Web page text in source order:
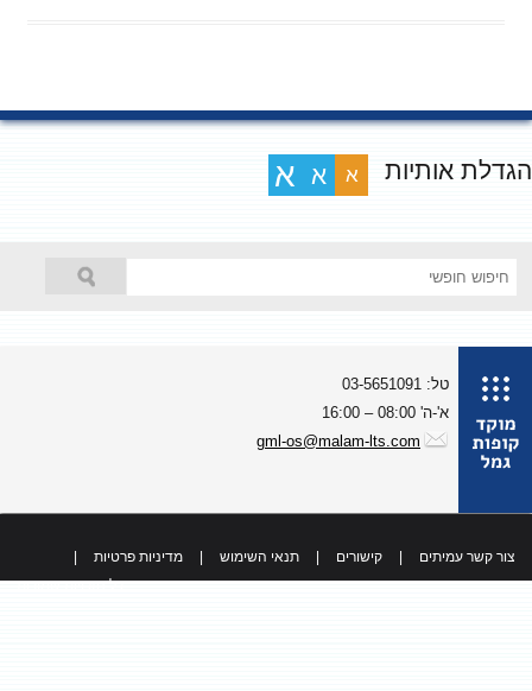
אותיות א א א
טל: 03-5651091
א'-ה' 08:00 – 16:00
gml-os@malam-lts.com
צור קשר עמיתים קישורים תנאי השימוש מדיניות פרטיות
כל הזכויות שמורות